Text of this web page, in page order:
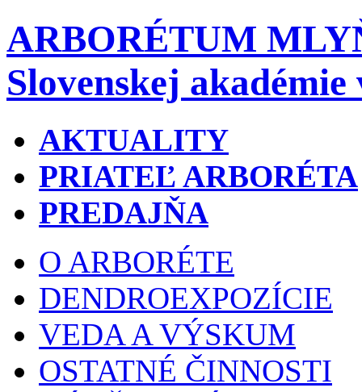
ARBORÉTUM
Slovenskej akadémie
AKTUALITY
PRIATEĽ ARBORÉTA
PREDAJŇA
O ARBORÉTE
DENDROEXPOZÍCIE
VEDA A VÝSKUM
OSTATNÉ ČINNOSTI